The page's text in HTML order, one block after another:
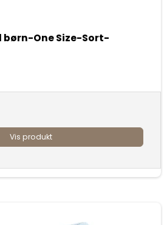
børn-One Size-Sort-
Vis produkt